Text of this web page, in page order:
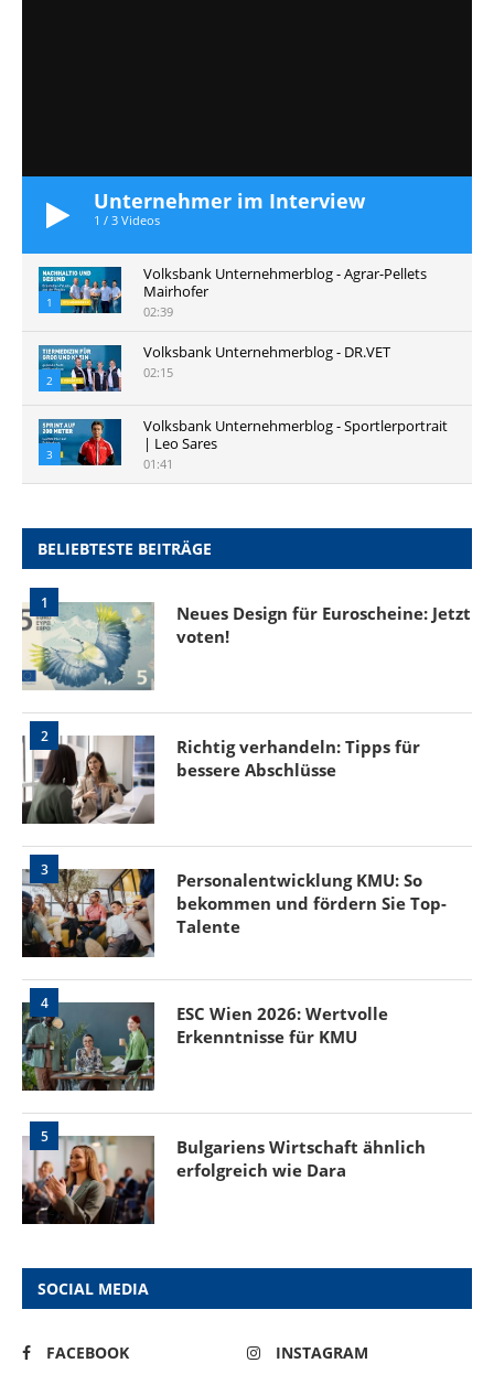
Unternehmer im Interview
1 / 3 Videos
1
Volksbank Unternehmerblog - Agrar-Pellets
Mairhofer
02:39
2
Volksbank Unternehmerblog - DR.VET
02:15
3
Volksbank Unternehmerblog - Sportlerportrait
| Leo Sares
01:41
BELIEBTESTE BEITRÄGE
1
Neues Design für Euroscheine: Jetzt
voten!
2
Richtig verhandeln: Tipps für
bessere Abschlüsse
3
Personalentwicklung KMU: So
bekommen und fördern Sie Top-
Talente
4
ESC Wien 2026: Wertvolle
Erkenntnisse für KMU
5
Bulgariens Wirtschaft ähnlich
erfolgreich wie Dara
SOCIAL MEDIA
FACEBOOK
INSTAGRAM